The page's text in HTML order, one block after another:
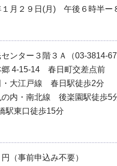
１月２９日(月) 午後６時半
ンター３階３Ａ（03-3814-
郷 4-15-14 春日町交差点前
・大江戸線 春日駅徒歩2分
の内・南北線 後楽園駅徒歩5
駅東口徒歩15分
（事前申込み不要）